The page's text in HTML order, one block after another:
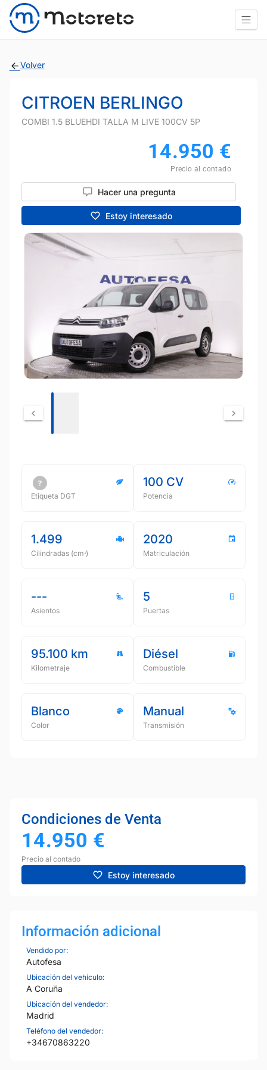
Volver
CITROEN BERLINGO
COMBI 1.5 BLUEHDI TALLA M LIVE 100CV 5P
14.950 €
Precio al contado
Hacer una pregunta
Estoy interesado
Etiqueta DGT
100 CV
Potencia
1.499
Cilindradas (cmᵌ)
2020
Matriculación
---
Asientos
5
Puertas
95.100 km
Kilometraje
Diésel
Combustible
Blanco
Color
Manual
Transmisión
Condiciones de Venta
14.950 €
Precio al contado
Estoy interesado
Información adicional
Vendido por:
Autofesa
Ubicación del vehículo:
A Coruña
Ubicación del vendedor:
Madrid
Teléfono del vendedor:
+34670863220